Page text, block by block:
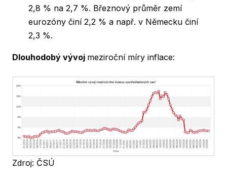
2,8 % na 2,7 %. Březnový průměr zemí
eurozóny činí 2,2 % a např. v Německu činí
2,3 %.
Dlouhodobý vývoj meziroční míry inflace:
Zdroj: ČSÚ